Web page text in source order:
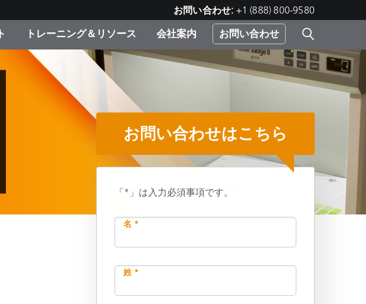
お問い合わせ: +1 (888) 800-9580
終了製品：アップグレー
スプレイメーカー＆プリ
ーメーカー対象 OEM ソ
者向け製品パッケージ
へのお問い合わせ
トレーニング＆リソース
ラーニングセンター
会社案内 お問い合わせ
お問い合わせはこちら
「*」は入力必須事項です。
名 *
姓 *